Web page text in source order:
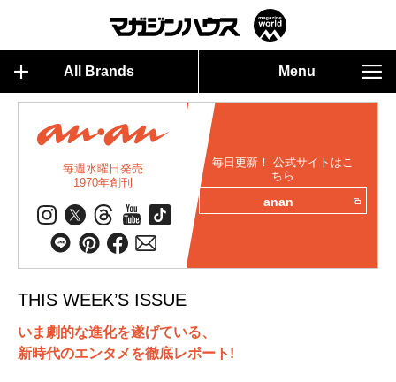
All Brands Menu
毎週水曜日発売
1970年創刊
毎日更新！ 公式サイトはこ
ちら
anan
THIS WEEK’S ISSUE
いま劇的な進化を遂げている、
新時代のエンタメを徹底レポート!